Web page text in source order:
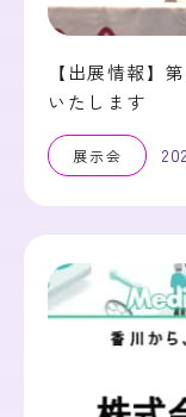
【出展情報】
いたします
展示会